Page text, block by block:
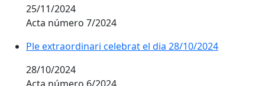
25/11/2024
Acta número 7/2024
Ple extraordinari celebrat el dia 28/10/2024
28/10/2024